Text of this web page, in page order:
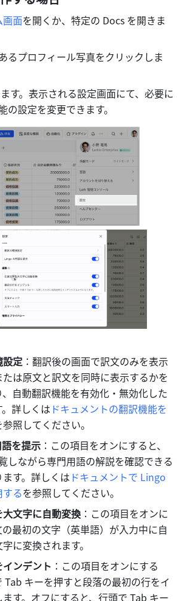
画面を開くか、特定の Docs を開きま
るプロフィール写真をクリックしま
す。表示される設定画面にて、必要に
の設定を変更できます。
設定 ：翻訳後の画面で訳文のみを表示
は原文と訳文を同時に表示するかを
自動翻訳機能を有効化・無効化した
詳しくは ドキュメントの翻訳機能を
参照してください。
を提示 ：この項目をオンにすると、
しながら専門用語の解説を確認できる
す。詳しくは ドキュメントで Lingo
るを参照してください。
文字に自動変換 ：この項目をオンに
最初の文字（英単語）が入力中に自
に変換されます。
ンデント ：この項目をオンにする
Tab キーを押すと段落の最初の行をイ
す。オフにすると、行頭で Tab キー